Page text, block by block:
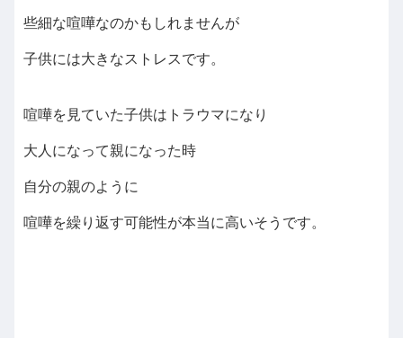
些細な喧嘩なのかもしれませんが
子供には大きなストレスです。
喧嘩を見ていた子供はトラウマになり
大人になって親になった時
自分の親のように
喧嘩を繰り返す可能性が本当に高いそうです。